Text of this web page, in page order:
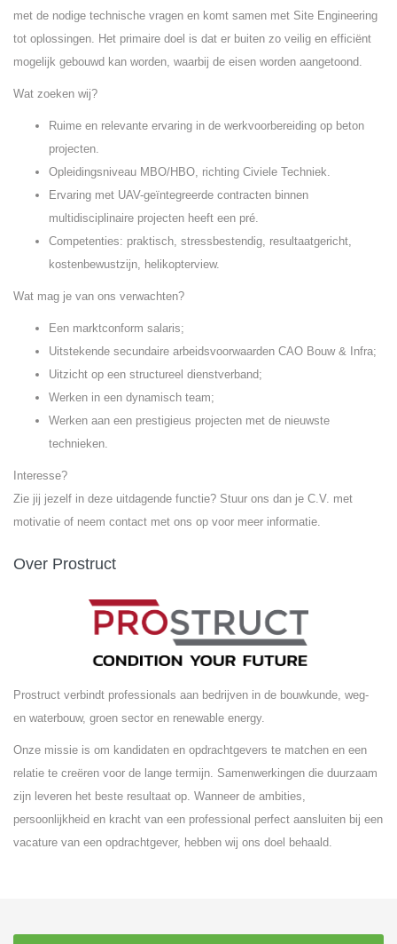
met de nodige technische vragen en komt samen met Site Engineering
tot oplossingen. Het primaire doel is dat er buiten zo veilig en efficiënt
mogelijk gebouwd kan worden, waarbij de eisen worden aangetoond.
Wat zoeken wij?
Ruime en relevante ervaring in de werkvoorbereiding op beton
projecten.
Opleidingsniveau MBO/HBO, richting Civiele Techniek.
Ervaring met UAV-geïntegreerde contracten binnen
multidisciplinaire projecten heeft een pré.
Competenties: praktisch, stressbestendig, resultaatgericht,
kostenbewustzijn, helikopterview.
Wat mag je van ons verwachten?
Een marktconform salaris;
Uitstekende secundaire arbeidsvoorwaarden CAO Bouw & Infra;
Uitzicht op een structureel dienstverband;
Werken in een dynamisch team;
Werken aan een prestigieus projecten met de nieuwste
technieken.
Interesse?
Zie jij jezelf in deze uitdagende functie? Stuur ons dan je C.V. met
motivatie of neem contact met ons op voor meer informatie.
Over Prostruct
Prostruct verbindt professionals aan bedrijven in de bouwkunde, weg-
en waterbouw, groen sector en renewable energy.
Onze missie is om kandidaten en opdrachtgevers te matchen en een
relatie te creëren voor de lange termijn. Samenwerkingen die duurzaam
zijn leveren het beste resultaat op. Wanneer de ambities,
persoonlijkheid en kracht van een professional perfect aansluiten bij een
vacature van een opdrachtgever, hebben wij ons doel behaald.